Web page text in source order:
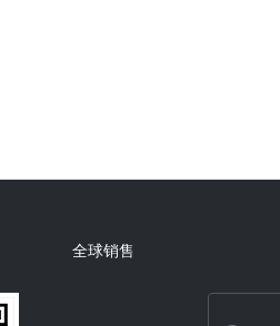
全球销售